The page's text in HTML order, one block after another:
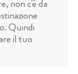
non c'è da
Quindi
il tuo